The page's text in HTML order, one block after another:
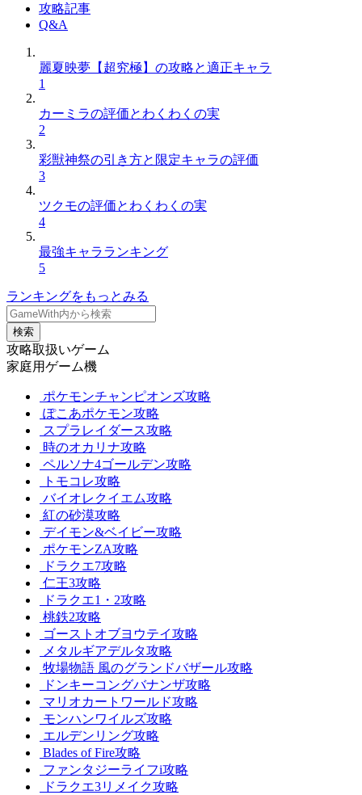
攻略記事
Q&A
麗夏映夢【超究極】の攻略と適正キャラ
1
カーミラの評価とわくわくの実
2
彩獣神祭の引き方と限定キャラの評価
3
ツクモの評価とわくわくの実
4
最強キャラランキング
5
ランキングをもっとみる
検索
攻略取扱いゲーム
家庭用ゲーム機
ポケモンチャンピオンズ攻略
ぽこあポケモン攻略
スプラレイダース攻略
時のオカリナ攻略
ペルソナ4ゴールデン攻略
トモコレ攻略
バイオレクイエム攻略
紅の砂漠攻略
デイモン&ベイビー攻略
ポケモンZA攻略
ドラクエ7攻略
仁王3攻略
ドラクエ1・2攻略
桃鉄2攻略
ゴーストオブヨウテイ攻略
メタルギアデルタ攻略
牧場物語 風のグランドバザール攻略
ドンキーコングバナンザ攻略
マリオカートワールド攻略
モンハンワイルズ攻略
エルデンリング攻略
Blades of Fire攻略
ファンタジーライフi攻略
ドラクエ3リメイク攻略